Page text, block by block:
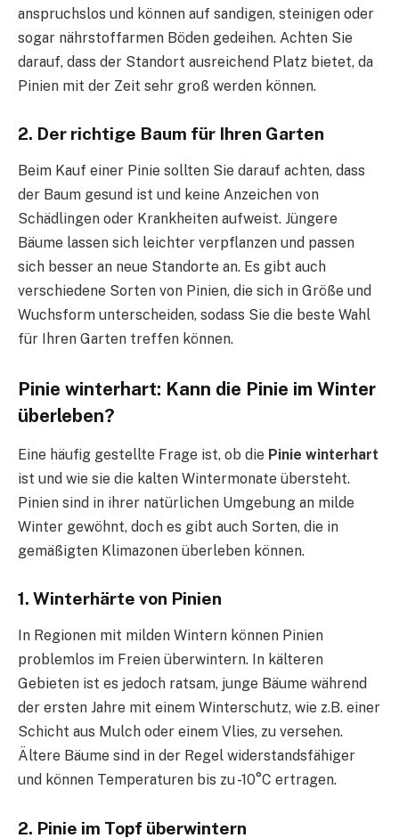
anspruchslos und können auf sandigen, steinigen oder
sogar nährstoffarmen Böden gedeihen. Achten Sie
darauf, dass der Standort ausreichend Platz bietet, da
Pinien mit der Zeit sehr groß werden können.
2. Der richtige Baum für Ihren Garten
Beim Kauf einer Pinie sollten Sie darauf achten, dass
der Baum gesund ist und keine Anzeichen von
Schädlingen oder Krankheiten aufweist. Jüngere
Bäume lassen sich leichter verpflanzen und passen
sich besser an neue Standorte an. Es gibt auch
verschiedene Sorten von Pinien, die sich in Größe und
Wuchsform unterscheiden, sodass Sie die beste Wahl
für Ihren Garten treffen können.
Pinie winterhart: Kann die Pinie im Winter
überleben?
Eine häufig gestellte Frage ist, ob die Pinie winterhart
ist und wie sie die kalten Wintermonate übersteht.
Pinien sind in ihrer natürlichen Umgebung an milde
Winter gewöhnt, doch es gibt auch Sorten, die in
gemäßigten Klimazonen überleben können.
1. Winterhärte von Pinien
In Regionen mit milden Wintern können Pinien
problemlos im Freien überwintern. In kälteren
Gebieten ist es jedoch ratsam, junge Bäume während
der ersten Jahre mit einem Winterschutz, wie z.B. einer
Schicht aus Mulch oder einem Vlies, zu versehen.
Ältere Bäume sind in der Regel widerstandsfähiger
und können Temperaturen bis zu -10°C ertragen.
2. Pinie im Topf überwintern